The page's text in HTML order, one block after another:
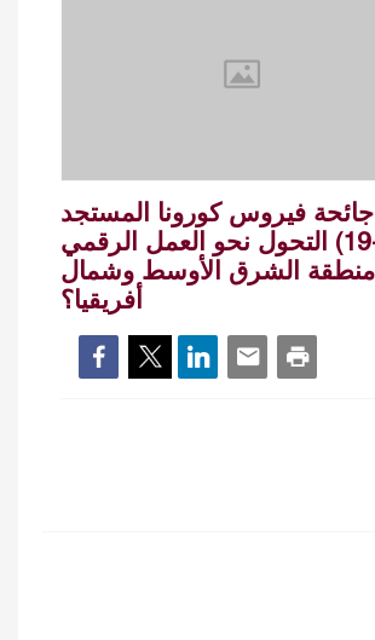
فيروس كورونا المستجد
(كوفيد-19) التحول نحو العمل الرقمي
الشرق الأوسط وشمال
أفريقيا؟